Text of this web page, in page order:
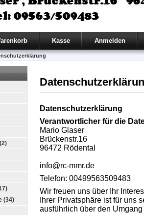
Kasse Anmelden
(34)
Datenschutzerklärung
Verantwortlicher für die
Mario Glaser
Brückenstr.16
96472 Rödental
info@rc-mmr.de
Telefon: 00499563509483
Wir freuen uns über Ihr
Ihrer Privatsphäre ist für uns
ausführlich über den